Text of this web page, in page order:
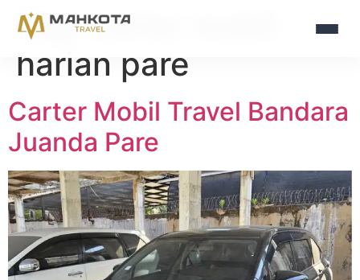
Tag:carter mobil
harian pare
Carter Mobil Travel Bandara
Juanda Pare